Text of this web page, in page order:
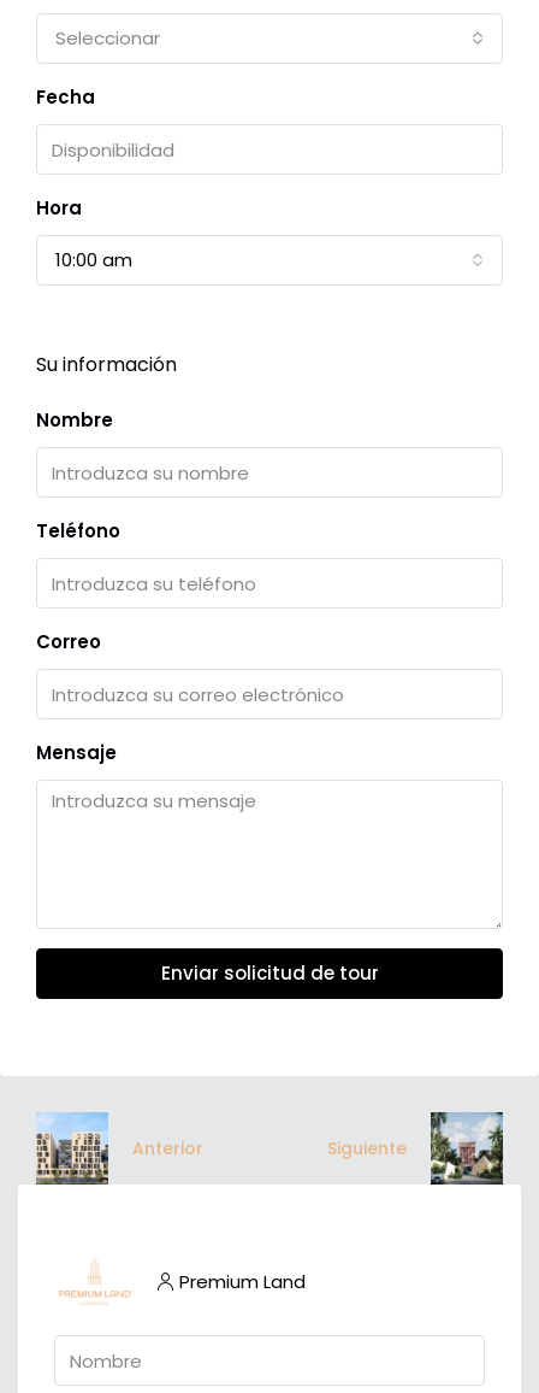
Seleccionar
Fecha
Hora
10:00 am
Su información
Nombre
Teléfono
Correo
Mensaje
Enviar solicitud de tour
Anterior Siguiente
Premium Land